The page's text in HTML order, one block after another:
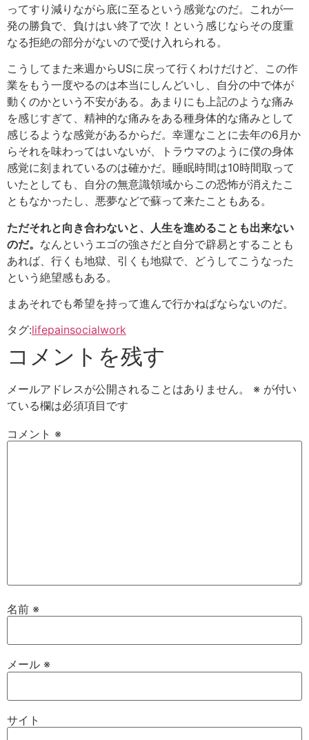
ってすり減りながら底に至るという感覚なのだ。これが一
発の勝負で、負けはい終了で次！という感じならその度重
なる拒絶の部分がないので受け入れられる。
こうしてまた来週からUSに戻って行くわけだけど、この作
業をもう一度やるのは本当にしんどいし、自分の中で体が
動くのかという不安がある。あまりにも上記のような痛み
を感じすぎて、精神的な痛みをある種身体的な痛みとして
感じるような感覚があるからだ。幸運なことに去年の6月か
らそれを味わってはいないが、トラウマのように僕の身体
感覚に刻まれているのは確かだ。睡眠時間は10時間取って
いたとしても、自分の無意識領域からこの恐怖が消えたこ
ともなかったし、悪夢などで蘇って来たこともある。
ただそれと向き合わないと、人生を進めることも出来ない
のだ。 なんというエゴの強さだと自分で辟易とすることも
あれば、行くも地獄、引くも地獄で、どうしてこうなった
という絶望感もある。
まあそれでも希望を持って進んで行かねばならないのだ。
タグ:lifepainsocialwork
コメントを残す
メールアドレスが公開されることはありません。 ※ が付い
ている欄は必須項目です
コメント ※
名前 ※
メール ※
サイト